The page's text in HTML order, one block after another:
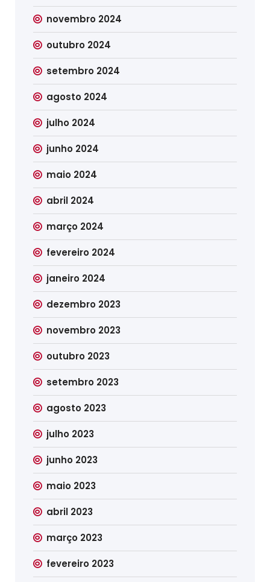
novembro 2024
outubro 2024
setembro 2024
agosto 2024
julho 2024
junho 2024
maio 2024
abril 2024
março 2024
fevereiro 2024
janeiro 2024
dezembro 2023
novembro 2023
outubro 2023
setembro 2023
agosto 2023
julho 2023
junho 2023
maio 2023
abril 2023
março 2023
fevereiro 2023